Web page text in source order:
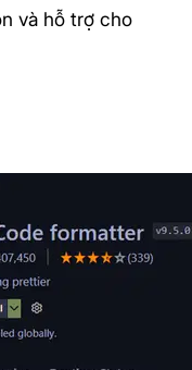
và hỗ trợ cho